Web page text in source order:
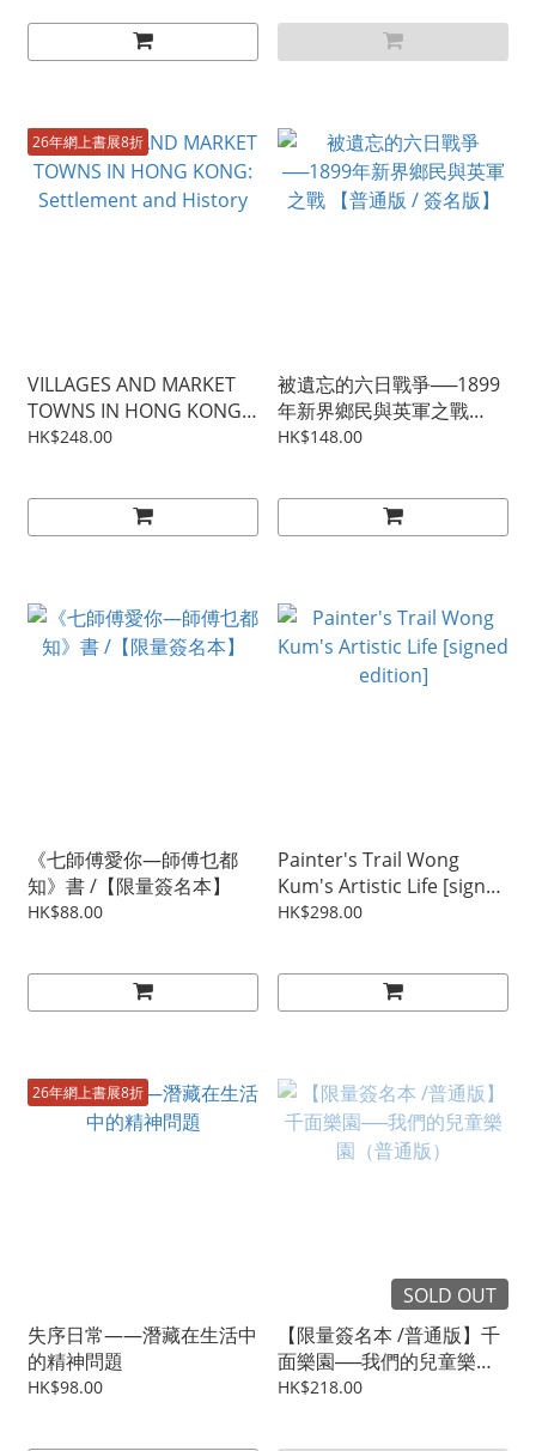
26年網上書展8折
VILLAGES AND MARKET
TOWNS IN HONG KONG:
Settlement and History
HK$248.00
被遺忘的六日戰爭──1899
年新界鄉民與英軍之戰
【普通版 / 簽名版】
HK$148.00
《七師傅愛你—師傅乜都
知》書 /【限量簽名本】
HK$88.00
Painter's Trail Wong
Kum's Artistic Life [signed
edition]
HK$298.00
26年網上書展8折
失序日常——潛藏在生活中
的精神問題
HK$98.00
SOLD OUT
【限量簽名本 /普通版】千
面樂園──我們的兒童樂園
（普通版）
HK$218.00